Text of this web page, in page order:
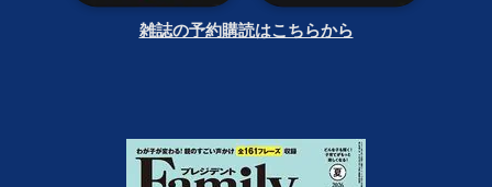
雑誌の予約購読はこちらから